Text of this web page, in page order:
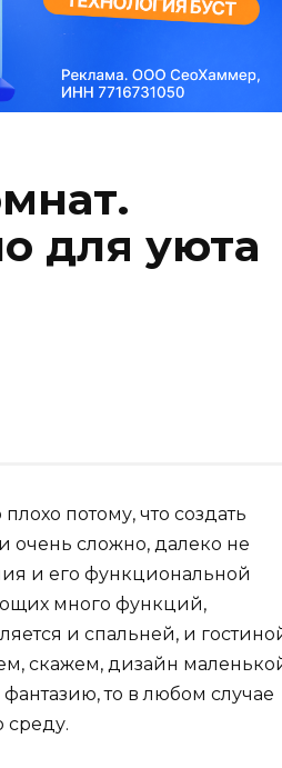
для уюта
потому, что создать
сложно, далеко не
и его функциональной
много функций,
и спальней, и
скажем, дизайн
то в любом случае